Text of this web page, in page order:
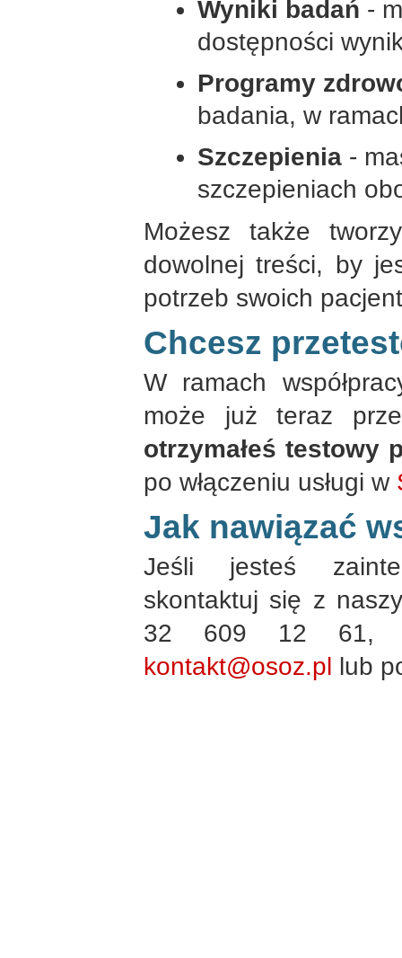
Wyniki badań -
dostępności
Programy
badania, w
Szczepienia -
szczepieniach
Możesz także
dowolnej treści, by
potrzeb swoich
Chcesz
W ramach
może już teraz
otrzymałeś testowy
po włączeniu usługi w
Jak nawiązać
Jeśli jesteś
skontaktuj się z
32 609 12 61,
kontakt@osoz.pl lub